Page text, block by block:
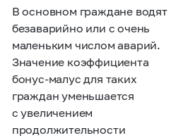
В основном граждане водят
безаварийно или с очень
маленьким числом аварий.
Значение коэффициента
бонус-малус для таких
граждан уменьшается
с увеличением
продолжительности